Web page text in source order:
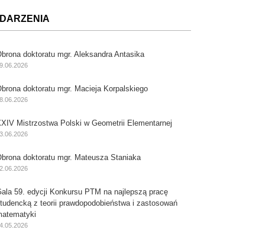
doktoratu mgr. Aleksandra Antasika
doktoratu mgr. Macieja Korpalskiego
Mistrzostwa Polski w Geometrii Elementarnej
doktoratu mgr. Mateusza Staniaka
59. edycji Konkursu PTM na najlepszą pracę
z teorii prawdopodobieństwa i zastosowań